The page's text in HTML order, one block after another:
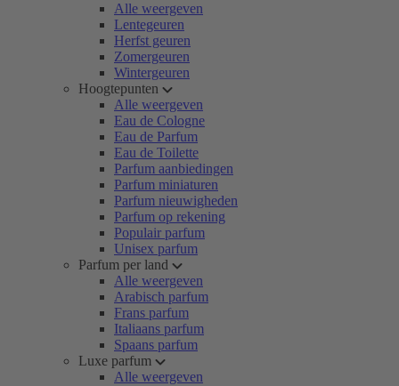
Alle weergeven
Lentegeuren
Herfst geuren
Zomergeuren
Wintergeuren
Hoogtepunten
Alle weergeven
Eau de Cologne
Eau de Parfum
Eau de Toilette
Parfum aanbiedingen
Parfum miniaturen
Parfum nieuwigheden
Parfum op rekening
Populair parfum
Unisex parfum
Parfum per land
Alle weergeven
Arabisch parfum
Frans parfum
Italiaans parfum
Spaans parfum
Luxe parfum
Alle weergeven